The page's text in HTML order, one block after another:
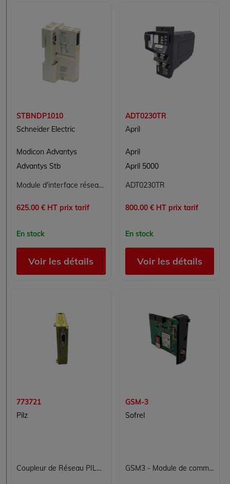
STBNDP1010
Schneider Electric
Modicon Advantys
Advantys Stb
Module d'interface réseau de base STBNDP1010 Profibus DP Schneider Electric Advantys STB
625.00 € HT prix tarif
En stock
Voir les détails
ADT0230TR
April
April
April 5000
ADT0230TR
800.00 € HT prix tarif
En stock
Voir les détails
773721
Pilz
Coupleur de Réseau PILZ 773721 pour Contrôle Commande Industriel
GSM-3
Sofrel
GSM3 - Module de communication GSM pour automatisme industriel